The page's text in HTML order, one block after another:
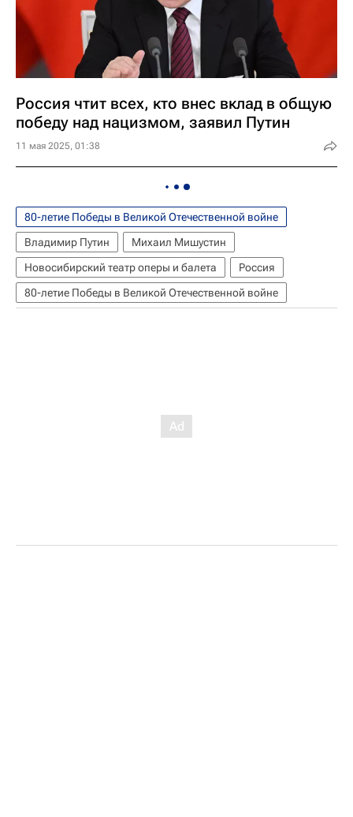
Россия чтит всех, кто внес вклад в общую
победу над нацизмом, заявил Путин
11 мая 2025, 01:38
80-летие Победы в Великой Отечественной войне
Владимир Путин
Михаил Мишустин
Новосибирский театр оперы и балета
Россия
80-летие Победы в Великой Отечественной войне